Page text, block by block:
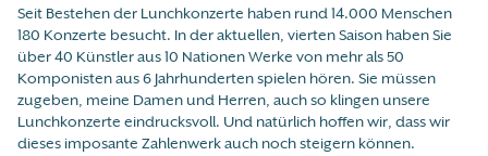
Seit Bestehen der Lunchkonzerte haben rund 14.000 Menschen
180 Konzerte besucht. In der aktuellen, vierten Saison haben Sie
über 40 Künstler aus 10 Nationen Werke von mehr als 50
Komponisten aus 6 Jahrhunderten spielen hören. Sie müssen
zugeben, meine Damen und Herren, auch so klingen unsere
Lunchkonzerte eindrucksvoll. Und natürlich hoffen wir, dass wir
dieses imposante Zahlenwerk auch noch steigern können.